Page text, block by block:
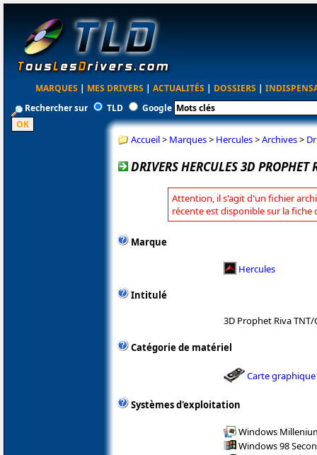
MARQUES | MES DRIVERS | ACTUALITÉS | DOSSIERS |
Rechercher sur
TLD Google
Accueil> Marques> Hercules>Archives>
DRIVERS HERCULES 3D
Attention, il s'agit d'un fichier
récente est disponible sur la fiche
Marque
Hercules
Intitulé
3D Prophet Riva TNT/
Catégorie de matériel
Carte graphique
Systèmes d'exploitation
Windows
Windows 98